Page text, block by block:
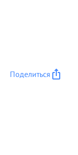
Поделиться